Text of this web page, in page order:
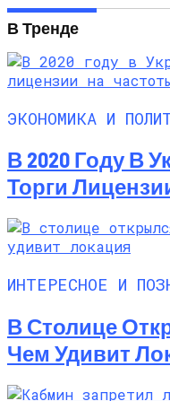
В Тренде
ЭКОНОМИКА И
В 2020 Году В
Торги
ИНТЕРЕСНОЕ И
В Столице
Чем Удивит